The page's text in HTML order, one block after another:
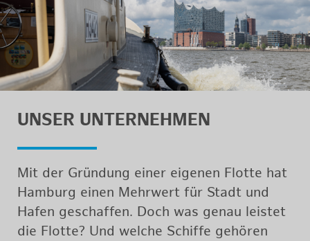
UNSER UN­TER­NEH­MEN
Mit der Grün­dung einer ei­ge­nen Flot­te hat
Ham­burg einen Mehr­wert für Stadt und
Hafen ge­schaf­fen. Doch was genau leis­tet
die Flot­te? Und wel­che Schif­fe ge­hö­ren